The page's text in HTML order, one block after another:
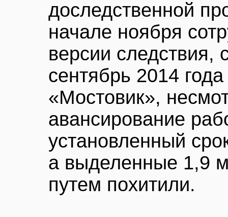
доследственной
начале ноября
версии следствия,
сентябрь 2014
«Мостовик»,
авансирование
установленный
а выделенные 1,9
путем похитили.